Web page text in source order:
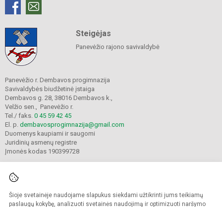
Šioje svetainėje naudojame slapukus siekdami užtikrinti jums teikiamų
paslaugų kokybę, analizuoti svetainės naudojimą ir optimizuoti naršymo
Steigėjas
Panevėžio rajono savivaldybė
Panevėžio r. Dembavos progimnazija
Savivaldybės biudžetinė įstaiga
Dembavos g. 28, 38016 Dembavos k.,
Velžio sen., Panevėžio r.
Tel./ faks. 0 45 59 42 45
El. p. dembavosprogimnazija@gmail.com
Duomenys kaupiami ir saugomi
Juridinių asmenų registre
Įmonės kodas 190399728
© 2021. Panevėžio r. Dembavos progimnazija. Visos teisės saugomos.
Kopijuoti turinį be raštiško progimnazijos sutikimo griežtai draudžiama.